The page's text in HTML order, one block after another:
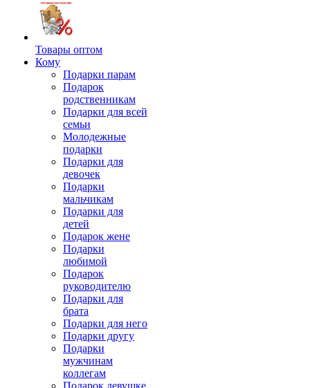
Товары оптом
Кому
Подарки парам
Подарок
родственникам
Подарки для всей
семьи
Молодежные
подарки
Подарки для
девочек
Подарки
мальчикам
Подарки для
детей
Подарок жене
Подарки
любимой
Подарок
руководителю
Подарки для
брата
Подарки для него
Подарки другу
Подарки
мужчинам
коллегам
Подарок девушке